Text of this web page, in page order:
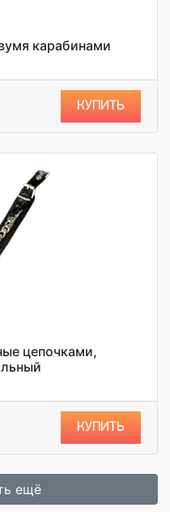
карабинами
КУПИТЬ
цепочками,
КУПИТЬ
ещё